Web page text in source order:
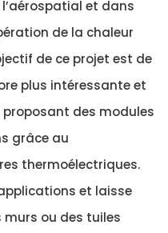
et dans
de la chaleur
de ce projet est de
plus intéressante et
des modules
grâce au
thermoélectriques.
et laisse
ou des tuiles